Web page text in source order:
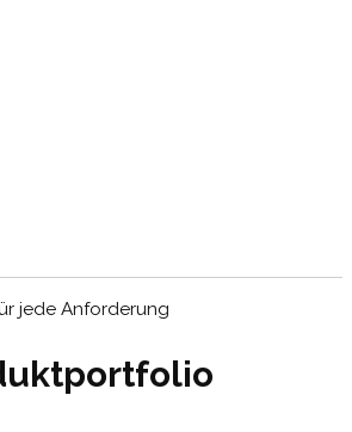
jede Anforderung